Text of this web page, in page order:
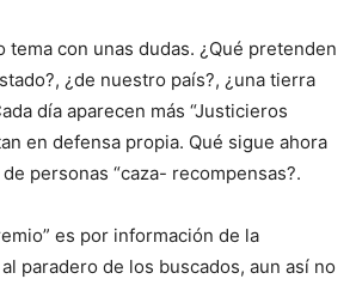
tema con unas dudas. ¿Qué pretenden
¿de nuestro país?, ¿una tierra
día aparecen más “Justicieros
en defensa propia. Qué sigue ahora
personas “caza- recompensas?.
es por información de la
paradero de los buscados, aun así no